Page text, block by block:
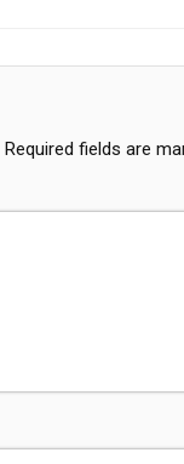
Required fields are